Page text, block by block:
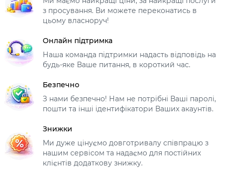
з просування. Ви можете переконатись в
цьому власноруч!
Онлайн підтримка
Наша команда підтримки надасть відповідь на
будь-яке Ваше питання, в короткий час.
Безпечно
З нами безпечно! Нам не потрібні Ваші паролі,
пошти та інші ідентифікатори Ваших акаунтів.
Знижки
Ми дуже цінуємо довготривалу співпрацю з
нашим сервісом та надаємо для постійних
клієнтів додаткову знижку.